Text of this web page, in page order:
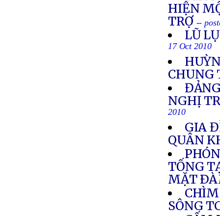
HIỆN
TRỢ --
LŨ
17 Oct 2010
CHUNG
NGHỊ
2010
GIA
QUÂN
TỐNG
MẶT
SÔNG